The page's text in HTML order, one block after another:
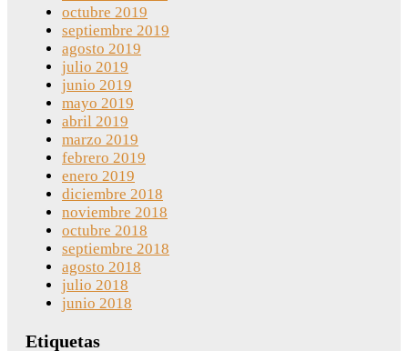
octubre 2019
septiembre 2019
agosto 2019
julio 2019
junio 2019
mayo 2019
abril 2019
marzo 2019
febrero 2019
enero 2019
diciembre 2018
noviembre 2018
octubre 2018
septiembre 2018
agosto 2018
julio 2018
junio 2018
Etiquetas